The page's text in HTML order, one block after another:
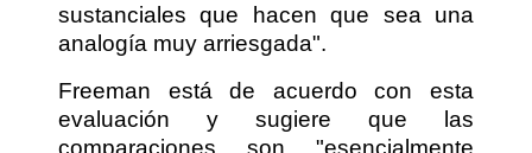
sustanciales que hacen que sea una
analogía muy arriesgada".
Freeman está de acuerdo con esta
evaluación y sugiere que las
comparaciones son "esencialmente